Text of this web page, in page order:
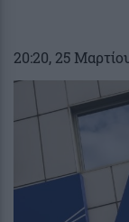
20:20, 25